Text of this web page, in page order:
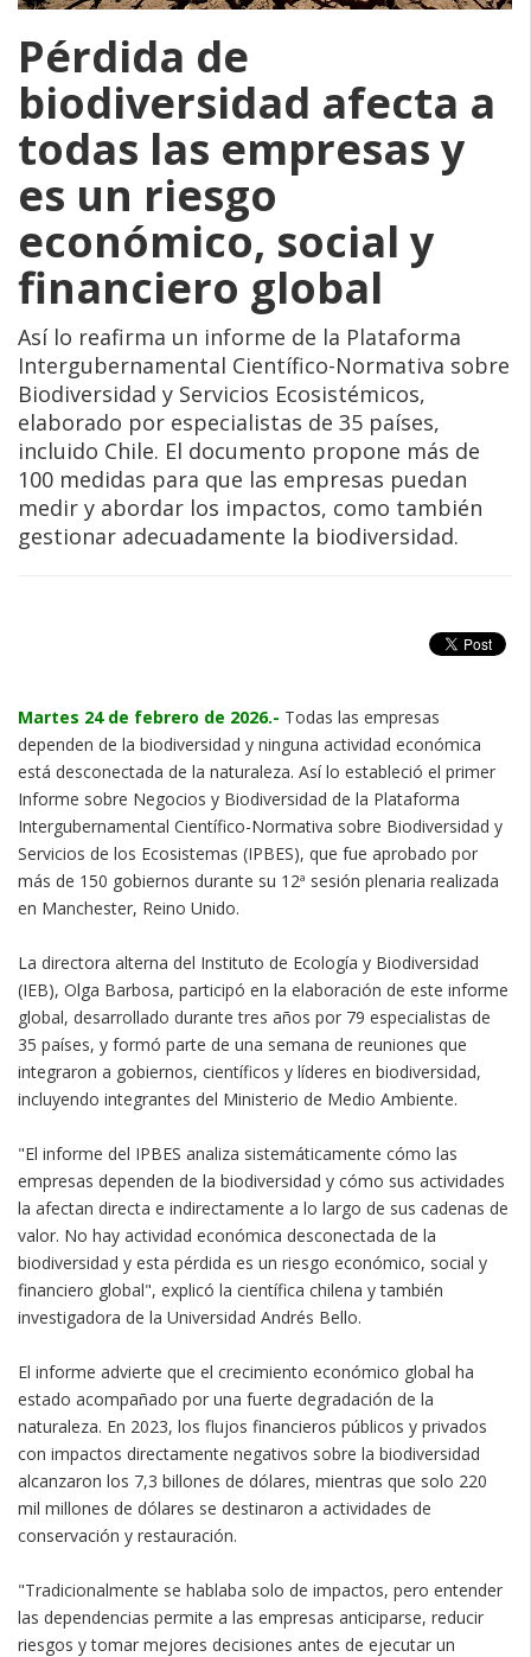
Pérdida de
biodiversidad afecta a
todas las empresas y
es un riesgo
económico, social y
financiero global
Así lo reafirma un informe de la Plataforma
Intergubernamental Científico-Normativa sobre
Biodiversidad y Servicios Ecosistémicos,
elaborado por especialistas de 35 países,
incluido Chile. El documento propone más de
100 medidas para que las empresas puedan
medir y abordar los impactos, como también
gestionar adecuadamente la biodiversidad.
Martes 24 de febrero de 2026.- Todas las empresas
dependen de la biodiversidad y ninguna actividad económica
está desconectada de la naturaleza. Así lo estableció el primer
Informe sobre Negocios y Biodiversidad de la Plataforma
Intergubernamental Científico-Normativa sobre Biodiversidad y
Servicios de los Ecosistemas (IPBES), que fue aprobado por
más de 150 gobiernos durante su 12ª sesión plenaria realizada
en Manchester, Reino Unido.
La directora alterna del Instituto de Ecología y Biodiversidad
(IEB), Olga Barbosa, participó en la elaboración de este informe
global, desarrollado durante tres años por 79 especialistas de
35 países, y formó parte de una semana de reuniones que
integraron a gobiernos, científicos y líderes en biodiversidad,
incluyendo integrantes del Ministerio de Medio Ambiente.
"El informe del IPBES analiza sistemáticamente cómo las
empresas dependen de la biodiversidad y cómo sus actividades
la afectan directa e indirectamente a lo largo de sus cadenas de
valor. No hay actividad económica desconectada de la
biodiversidad y esta pérdida es un riesgo económico, social y
financiero global", explicó la científica chilena y también
investigadora de la Universidad Andrés Bello.
El informe advierte que el crecimiento económico global ha
estado acompañado por una fuerte degradación de la
naturaleza. En 2023, los flujos financieros públicos y privados
con impactos directamente negativos sobre la biodiversidad
alcanzaron los 7,3 billones de dólares, mientras que solo 220
mil millones de dólares se destinaron a actividades de
conservación y restauración.
"Tradicionalmente se hablaba solo de impactos, pero entender
las dependencias permite a las empresas anticiparse, reducir
riesgos y tomar mejores decisiones antes de ejecutar un